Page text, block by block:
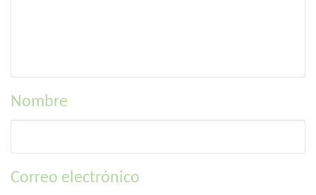
Nombre
Correo electrónico